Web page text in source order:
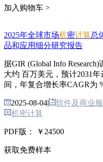
加入购物车 >
2025年全球市场机密计算总
品和应用细分研究报告
据GIR (Global Info
大约 百万美元，预计2031
间，年复合增长率CAGR为
2025-08-04| 软件及商业
机密计算
PDF版： ￥24500
获取免费样本